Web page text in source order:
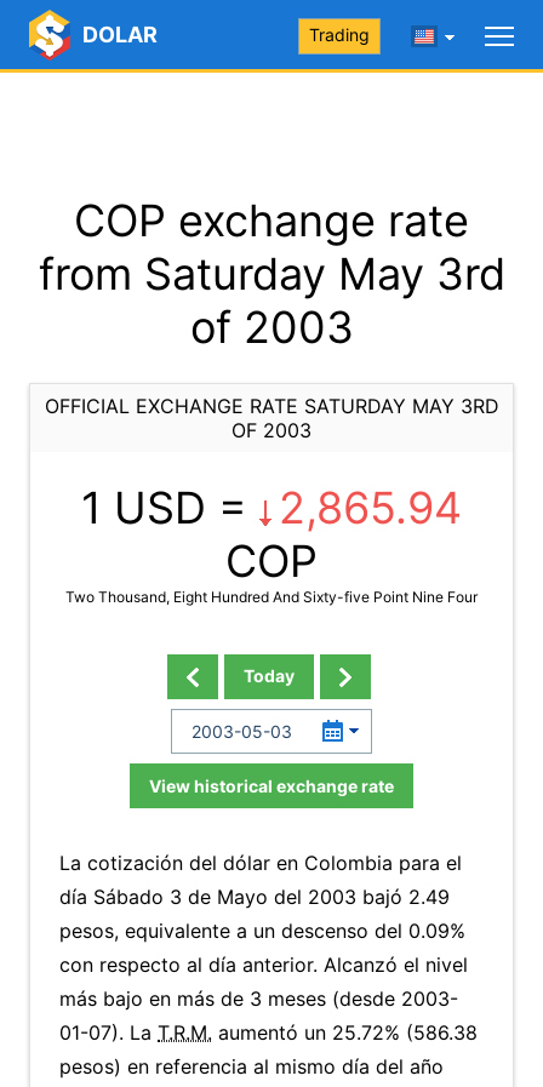
DOLAR Trading
COP exchange rate
from Saturday May 3rd
of 2003
OFFICIAL EXCHANGE RATE SATURDAY MAY 3RD
OF 2003
1 USD =
2,865.94
COP
Two Thousand, Eight Hundred And Sixty-five Point Nine Four
Today
View historical exchange rate
La cotización del dólar en Colombia para el
día Sábado 3 de Mayo del 2003 bajó 2.49
pesos, equivalente a un descenso del 0.09%
con respecto al día anterior. Alcanzó el nivel
más bajo en más de 3 meses (desde 2003-
01-07). La T.R.M. aumentó un 25.72% (586.38
pesos) en referencia al mismo día del año